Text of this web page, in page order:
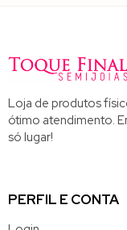
Loja de produtos
ótimo atendimento.
só lugar!
PERFIL E CONTA